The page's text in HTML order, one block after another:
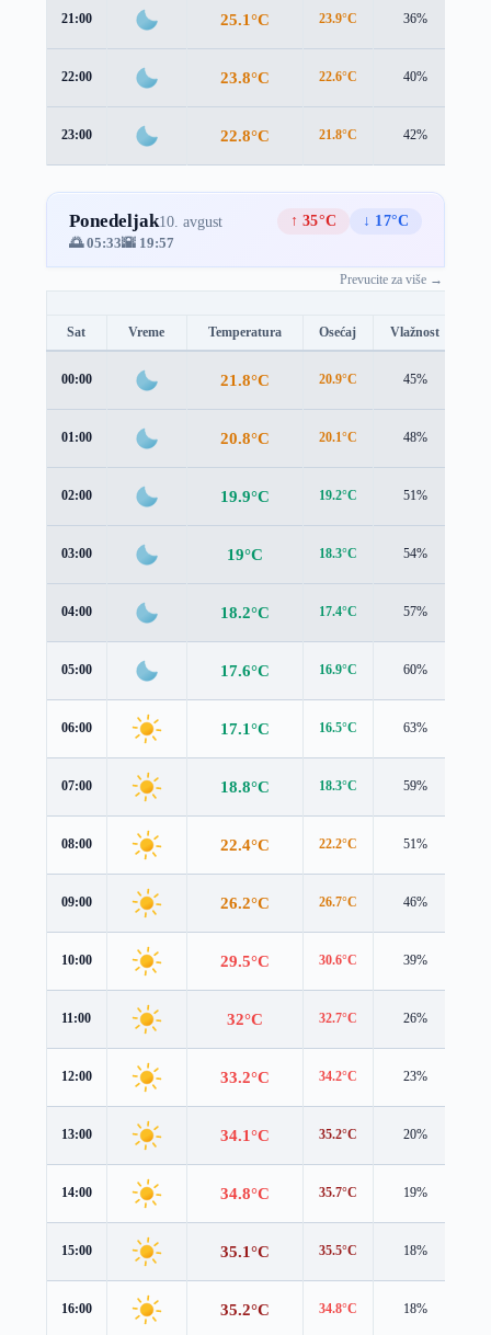
21:00 25.1°C 23.9°C 36%
22:00 23.8°C 22.6°C 40%
23:00 22.8°C 21.8°C 42%
Ponedeljak10. avgust ↑ 35°C
↓ 17°C
🌅 05:33🌇 19:57
Prevucite za više →
Sat Vreme Temperatura Osećaj Vlažnost
00:00 21.8°C 20.9°C 45%
01:00 20.8°C 20.1°C 48%
02:00 19.9°C 19.2°C 51%
03:00 19°C 18.3°C 54%
04:00 18.2°C 17.4°C 57%
05:00 17.6°C 16.9°C 60%
06:00 17.1°C 16.5°C 63%
07:00 18.8°C 18.3°C 59%
08:00 22.4°C 22.2°C 51%
09:00 26.2°C 26.7°C 46%
10:00 29.5°C 30.6°C 39%
11:00 32°C 32.7°C 26%
12:00 33.2°C 34.2°C 23%
13:00 34.1°C 35.2°C 20%
14:00 34.8°C 35.7°C 19%
15:00 35.1°C 35.5°C 18%
16:00 35.2°C 34.8°C 18%